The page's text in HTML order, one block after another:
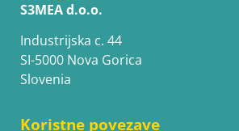
S3MEA d.o.o.
Industrijska c. 44
SI-5000 Nova Gorica
Slovenia
Koristne povezave